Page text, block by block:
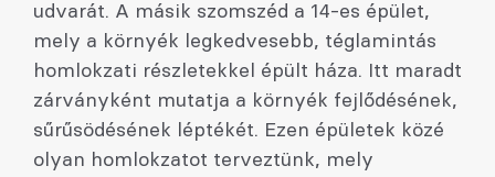
udvarát. A másik szomszéd a 14-es épület,
mely a környék legkedvesebb, téglamintás
homlokzati részletekkel épült háza. Itt maradt
zárványként mutatja a környék fejlődésének,
sűrűsödésének léptékét. Ezen épületek közé
olyan homlokzatot terveztünk, mely